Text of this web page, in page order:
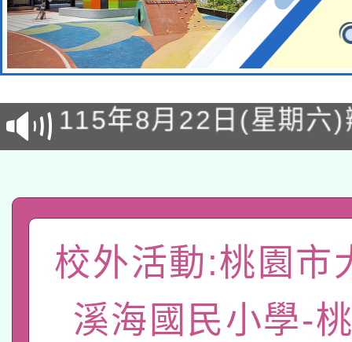
轉知經濟部水利署委託
業技術研究院辦理「
用水績優單位及節水達
動」
115年8月22日(星期六
桃園市孔廟祈福系列
開 智慧啟航」
2026年桃園地景藝術
「2026桃園藝術巡演
國立臺灣師範大學辦理
年度健康促進學校輔導
函轉國家教育研究院中
原住民族教育政策研討
轉知教育部國民及學前
校外活動:桃園市
溪海國民小學-